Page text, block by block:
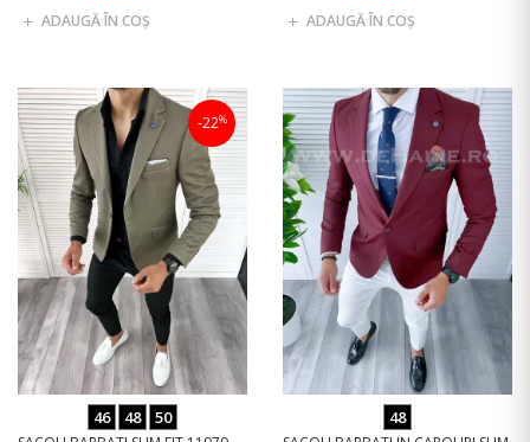
ADAUGĂ ÎN COŞ
ADAUGĂ ÎN COŞ
-22%
46 48 50 48